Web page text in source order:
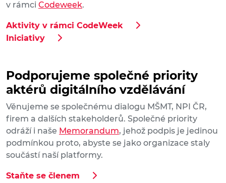
v rámci Codeweek.
Aktivity v rámci CodeWeek
Iniciativy
Podporujeme společné priority
aktérů digitálního vzdělávání
Věnujeme se společnému dialogu MŠMT, NPI ČR,
firem a dalších stakeholderů. Společné priority
odráží i naše Memorandum, jehož podpis je jedinou
podmínkou proto, abyste se jako organizace staly
součástí naší platformy.
Staňte se členem